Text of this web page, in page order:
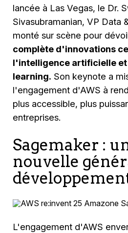
lancée à Las Vegas, le Dr.
Sivasubramanian, VP Data
monté sur scène pour
complète d'innovations
l'intelligence artificielle et
learning. Son keynote a
l'engagement d'AWS à
plus accessible, plus
entreprises.
Sagemaker :
nouvelle
L'engagement d'AWS